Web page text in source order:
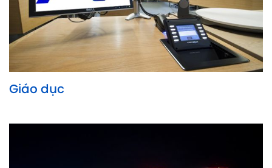
Giáo dục